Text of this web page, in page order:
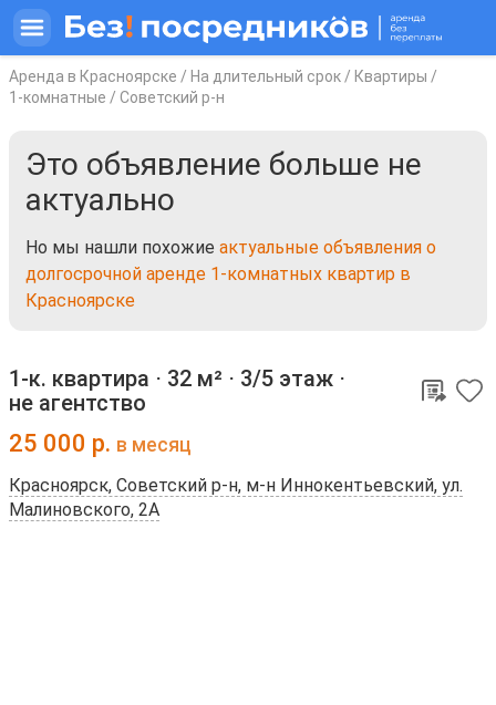
Аренда в Красноярске / На длительный срок / Квартиры /
1-комнатные / Советский р-н
Это объявление больше не
актуально
Но мы нашли похожие актуальные объявления о
долгосрочной аренде 1-комнатных квартир в
Красноярске
1-к. квартира ⋅ 32 м² ⋅ 3/5 этаж ⋅
не агентство
25 000 р. в месяц
Красноярск, Советский р-н, м-н Иннокентьевский, ул.
Малиновского, 2А